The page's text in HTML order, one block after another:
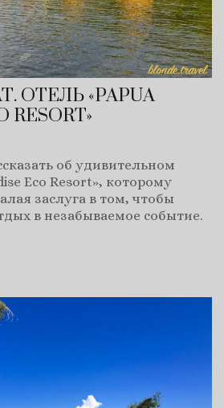
ОТЕЛЬ «PAPUA
RESORT»
об удивительном
Eco Resort», которому
заслуга в том, чтобы
в незабываемое событие.